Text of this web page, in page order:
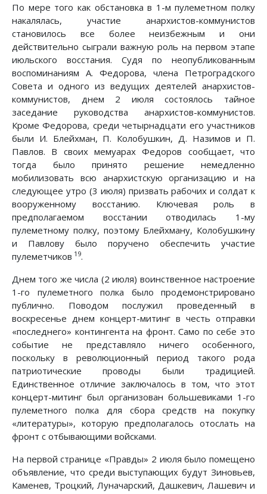
По мере того как обстановка в 1-м пулеметном полку
накалялась, участие анархистов-коммунистов
становилось все более неизбежным и они
действительно сыграли важную роль на первом этапе
июльского восстания. Судя по неопубликованным
воспоминаниям А. Федорова, члена Петроградского
Совета и одного из ведущих деятелей анархистов-
коммунистов, днем 2 июля состоялось тайное
заседание руководства анархистов-коммунистов.
Кроме Федорова, среди четырнадцати его участников
были И. Блейхман, П. Колобушкин, Д. Назимов и П.
Павлов. В своих мемуарах Федоров сообщает, что
тогда было принято решение немедленно
мобилизовать всю анархистскую организацию и на
следующее утро (3 июля) призвать рабочих и солдат к
вооруженному восстанию. Ключевая роль в
предполагаемом восстании отводилась 1-му
пулеметному полку, поэтому Блейхману, Колобушкину
и Павлову было поручено обеспечить участие
пулеметчиков 19.
Днем того же числа (2 июля) воинственное настроение
1-го пулеметного полка было продемонстрировано
публично. Поводом послужил проведенный в
воскресенье днем концерт-митинг в честь отправки
«последнего» контингента на фронт. Само по себе это
событие не представляло ничего особенного,
поскольку в революционный период такого рода
патриотические проводы были традицией.
Единственное отличие заключалось в том, что этот
концерт-митинг был организован большевиками 1-го
пулеметного полка для сбора средств на покупку
«литературы», которую предполагалось отослать на
фронт с отбывающими войсками.
На первой странице «Правды» 2 июля было помещено
объявление, что среди выступающих будут Зиновьев,
Каменев, Троцкий, Луначарский, Дашкевич, Лашевич и